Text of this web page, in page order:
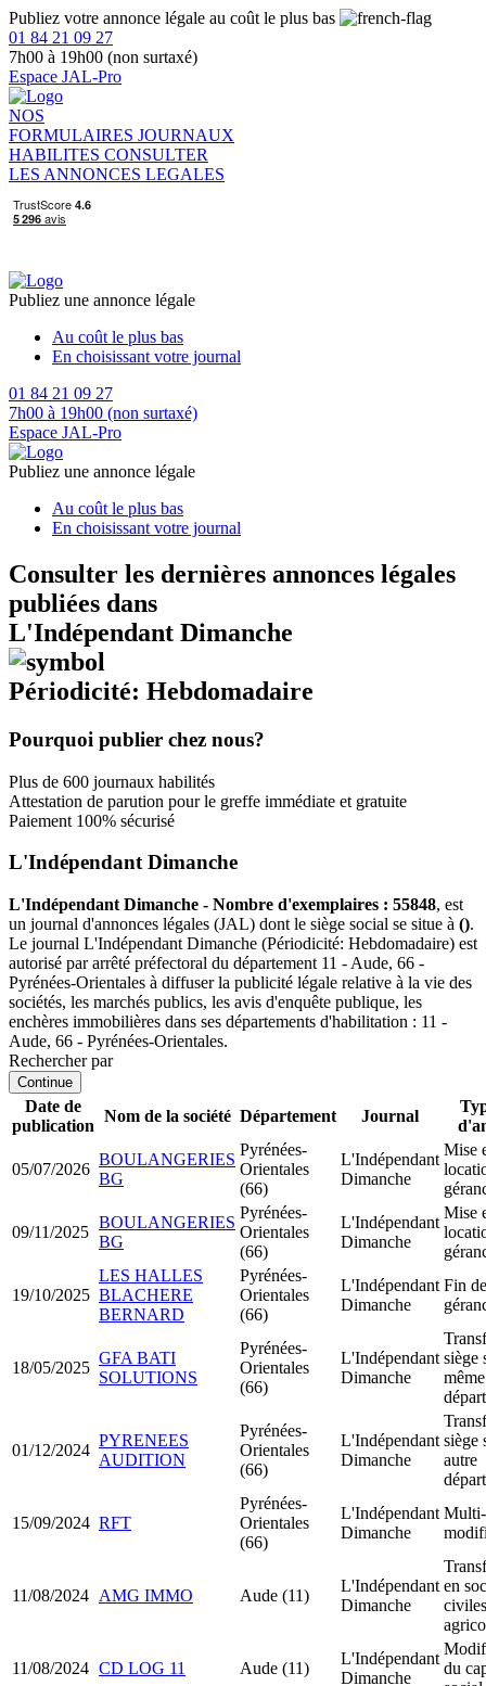
Publiez votre annonce légale au coût le plus bas
01 84 21 09 27
7h00 à 19h00 (non surtaxé)
Espace JAL-Pro
NOS
FORMULAIRES JOURNAUX
HABILITES CONSULTER
LES ANNONCES LEGALES
Publiez une annonce légale
Au coût le plus bas
En choisissant votre journal
01 84 21 09 27
7h00 à 19h00 (non surtaxé)
Espace JAL-Pro
Publiez une annonce légale
Au coût le plus bas
En choisissant votre journal
Consulter les dernières annonces légales
publiées dans
L'Indépendant Dimanche
Périodicité: Hebdomadaire
Pourquoi publier chez nous?
Plus de 600 journaux habilités
Attestation de parution pour le greffe immédiate et gratuite
Paiement 100% sécurisé
L'Indépendant Dimanche
L'Indépendant Dimanche - Nombre d'exemplaires : 55848, est
un journal d'annonces légales (JAL) dont le siège social se situe à ().
Le journal L'Indépendant Dimanche (Périodicité: Hebdomadaire) est
autorisé par arrêté préfectoral du département 11 - Aude, 66 -
Pyrénées-Orientales à diffuser la publicité légale relative à la vie des
sociétés, les marchés publics, les avis d'enquête publique, les
enchères immobilières dans ses départements d'habilitation : 11 -
Aude, 66 - Pyrénées-Orientales.
Rechercher par
Continue
Date de
publication
Nom de la société Département Journal
05/07/2026
BOULANGERIES
BG
Pyrénées-
Orientales
(66)
L'Indépendant
Dimanche
Mise
09/11/2025
BOULANGERIES
BG
Pyrénées-
Orientales
(66)
L'Indépendant
Dimanche
Mise
19/10/2025
LES HALLES
BLACHERE
BERNARD
Pyrénées-
Orientales
(66)
L'Indépendant
Dimanche
Fin
18/05/2025
GFA BATI
SOLUTIONS
Pyrénées-
Orientales
(66)
L'Indépendant
Dimanche
siège
même
01/12/2024
PYRENEES
AUDITION
Pyrénées-
Orientales
(66)
L'Indépendant
Dimanche
siège
autre
15/09/2024 RFT
Pyrénées-
Orientales
(66)
L'Indépendant
Dimanche
Multi-
11/08/2024 AMG IMMO Aude (11)
L'Indépendant
Dimanche
en
11/08/2024 CD LOG 11 Aude (11)
L'Indépendant
Dimanche
du